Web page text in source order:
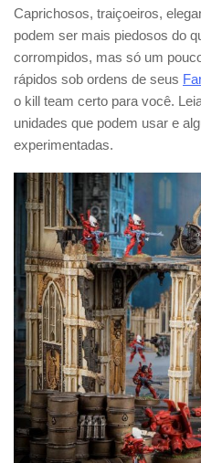
Caprichosos, traiçoeiros,
podem ser mais piedosos do
corrompidos, mas só um
rápidos sob ordens de seus
o kill team certo para você.
unidades que podem usar e
experimentadas.